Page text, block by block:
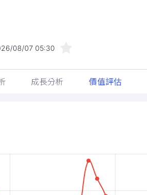
08/07 05:30
成長分析 價值評估